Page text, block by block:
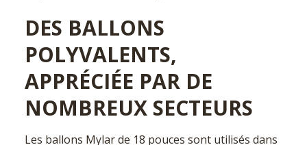
DES BALLONS
POLYVALENTS,
APPRÉCIÉE PAR DE
NOMBREUX SECTEURS
Les ballons Mylar de 18 pouces sont utilisés dans